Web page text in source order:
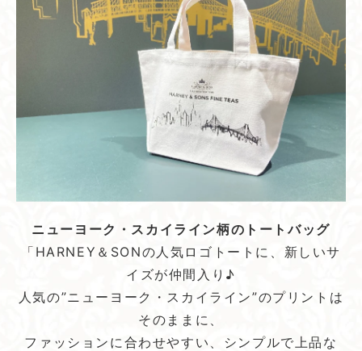
ニューヨーク・スカイライン柄のトートバッグ
「HARNEY＆SONの人気ロゴトートに、新しいサ
イズが仲間入り♪
人気の”ニューヨーク・スカイライン”のプリントは
そのままに、
ファッションに合わせやすい、シンプルで上品な